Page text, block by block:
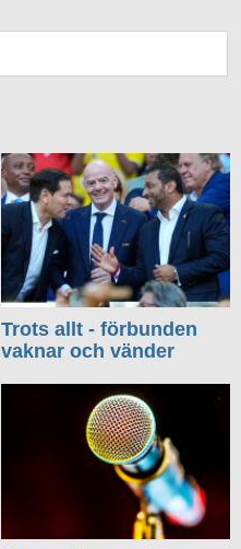
Trots allt - förbunden
vaknar och vänder